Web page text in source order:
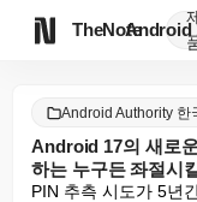
TheNote
Android Authority 한
Android 17의 새로
하는 누구든 좌절시
PIN 추측 시도가 5년